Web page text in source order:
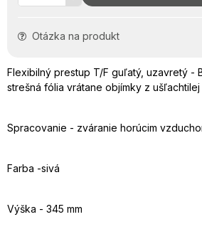
Otázka na produkt
Flexibilný prestup T/F guľatý, uzavretý -
strešná fólia vrátane objímky z
Spracovanie - zváranie horúcim
Farba -sivá
Výška - 345 mm